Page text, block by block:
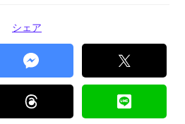
シェア